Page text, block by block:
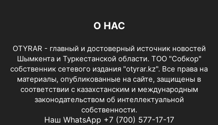
О НАС
OTYRAR - главный и достоверный источник новостей
Шымкента и Туркестанской области. ТОО "Собкор"
собственник сетевого издания "otyrar.kz". Все права на
материалы, опубликованные на сайте, защищены в
соответствии с казахстанским и международным
законодательством об интеллектуальной
собственности.
Наш WhatsApp +7 (700) 577-17-17